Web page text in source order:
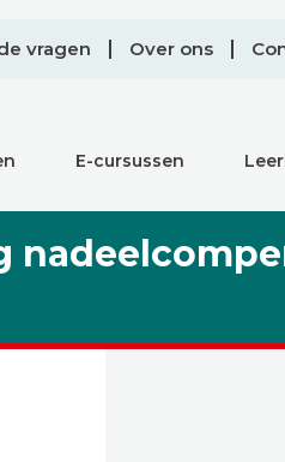
vragen Over ons
E-cursussen